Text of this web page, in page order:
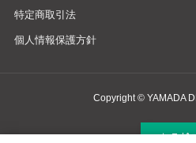
特定商取引法
個人情報保護方針
Copyright © YAMADA
商品検